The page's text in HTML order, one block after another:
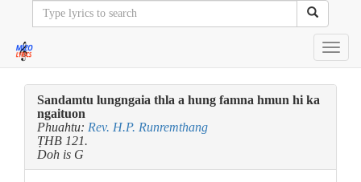
Sandamtu lungngaia thla a hung famna hmun hi ka
ngaituon
Phuahtu: Rev. H.P. Runremthang
ṬHB 121.
Doh is G